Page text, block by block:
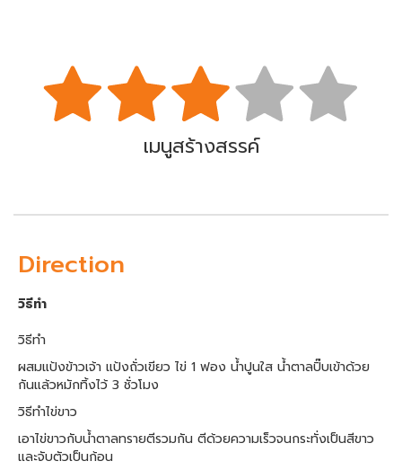
เมนูสร้างสรรค์
Direction
วิธีทำ
วิธีทำ
ผสมแป้งข้าวเจ้า แป้งถั่วเขียว ไข่ 1 ฟอง น้ำปูนใส น้ำตาลปิ๊บเข้าด้วย
กันแล้วหมักทิ้งไว้ 3 ชั่วโมง
วิธีทำไข่ขาว
เอาไข่ขาวกับน้ำตาลทรายตีรวมกัน ตีด้วยความเร็วจนกระทั่งเป็นสีขาว
และจับตัวเป็นก้อน